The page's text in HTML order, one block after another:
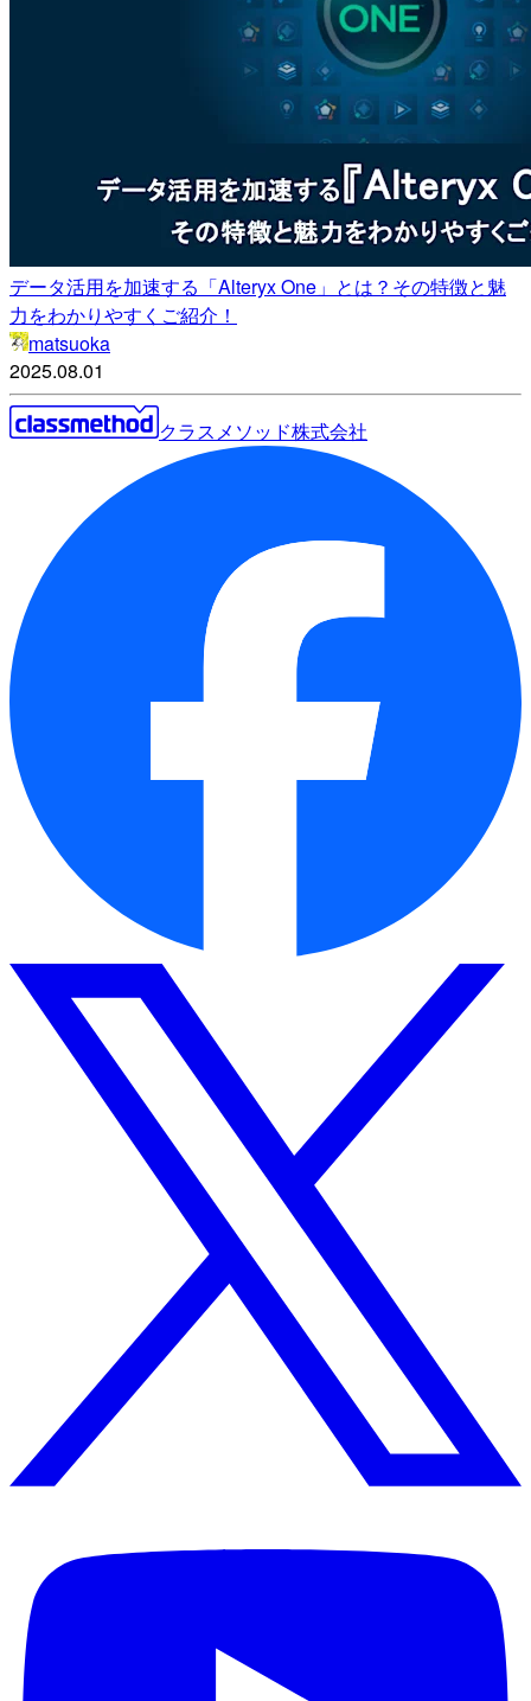
データ活用を加速する「Alteryx One」とは？その特徴と魅
力をわかりやすくご紹介！
matsuoka
2025.08.01
クラスメソッド株式会社